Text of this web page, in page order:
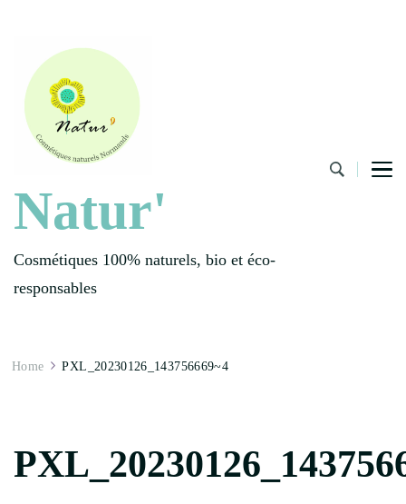
Natur'
Cosmétiques 100% naturels, bio et éco-
responsables
Home PXL_20230126_143756669~4